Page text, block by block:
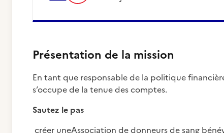
Présentation de la mission
En tant que responsable de la politique
s’occupe de la tenue des comptes.
Sautez le pas
créer uneAssociation de donneurs de sang